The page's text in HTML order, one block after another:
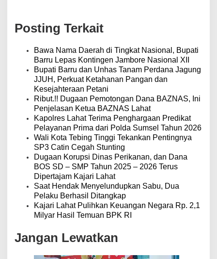
a
s
Posting Terkait
Bawa Nama Daerah di Tingkat Nasional, Bupati
Barru Lepas Kontingen Jambore Nasional XII
Bupati Barru dan Unhas Tanam Perdana Jagung
JJUH, Perkuat Ketahanan Pangan dan
Kesejahteraan Petani
Ribut.!! Dugaan Pemotongan Dana BAZNAS, Ini
Penjelasan Ketua BAZNAS Lahat
Kapolres Lahat Terima Penghargaan Predikat
Pelayanan Prima dari Polda Sumsel Tahun 2026
Wali Kota Tebing Tinggi Tekankan Pentingnya
SP3 Catin Cegah Stunting
Dugaan Korupsi Dinas Perikanan, dan Dana
BOS SD – SMP Tahun 2025 – 2026 Terus
Dipertajam Kajari Lahat
Saat Hendak Menyelundupkan Sabu, Dua
Pelaku Berhasil Ditangkap
Kajari Lahat Pulihkan Keuangan Negara Rp. 2,1
Milyar Hasil Temuan BPK RI
Jangan Lewatkan